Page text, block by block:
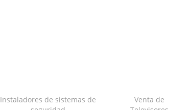
Instaladores de sistemas de
Venta de